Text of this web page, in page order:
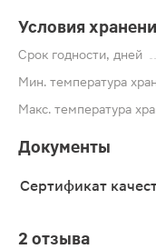
Условия
Срок годности, дней
Мин. температура
Макс. температура
Документы
Сертификат
2 отзыва